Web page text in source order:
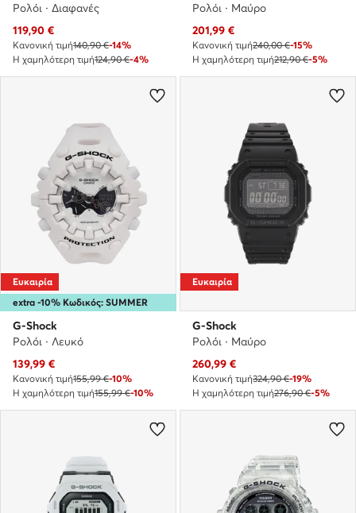
Ρολόι · Διαφανές
Τρέχουσα τιμή
119,90 €
Κανονική τιμή140,90 €-14%
Η χαμηλότερη τιμή124,90 €-4%
Ρολόι · Μαύρο
Τρέχουσα τιμή
201,99 €
Κανονική τιμή240,00 €-15%
Η χαμηλότερη τιμή212,90 €-5%
extra -10% Κωδικός: SUMMER
Ευκαιρία
G-Shock
Ρολόι · Λευκό
Τρέχουσα τιμή
139,99 €
Κανονική τιμή155,99 €-10%
Η χαμηλότερη τιμή155,99 €-10%
Ευκαιρία
G-Shock
Ρολόι · Μαύρο
Τρέχουσα τιμή
260,99 €
Κανονική τιμή324,90 €-19%
Η χαμηλότερη τιμή276,90 €-5%